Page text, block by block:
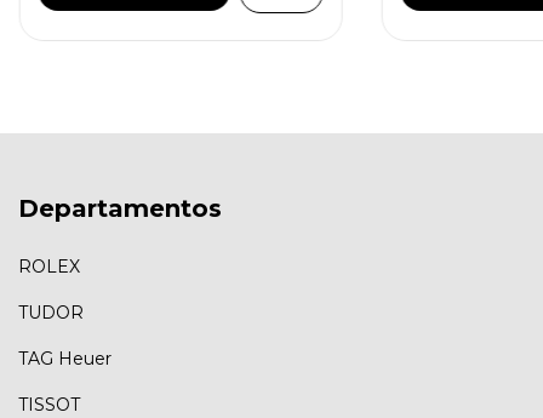
Departamentos
ROLEX
TUDOR
TAG Heuer
TISSOT